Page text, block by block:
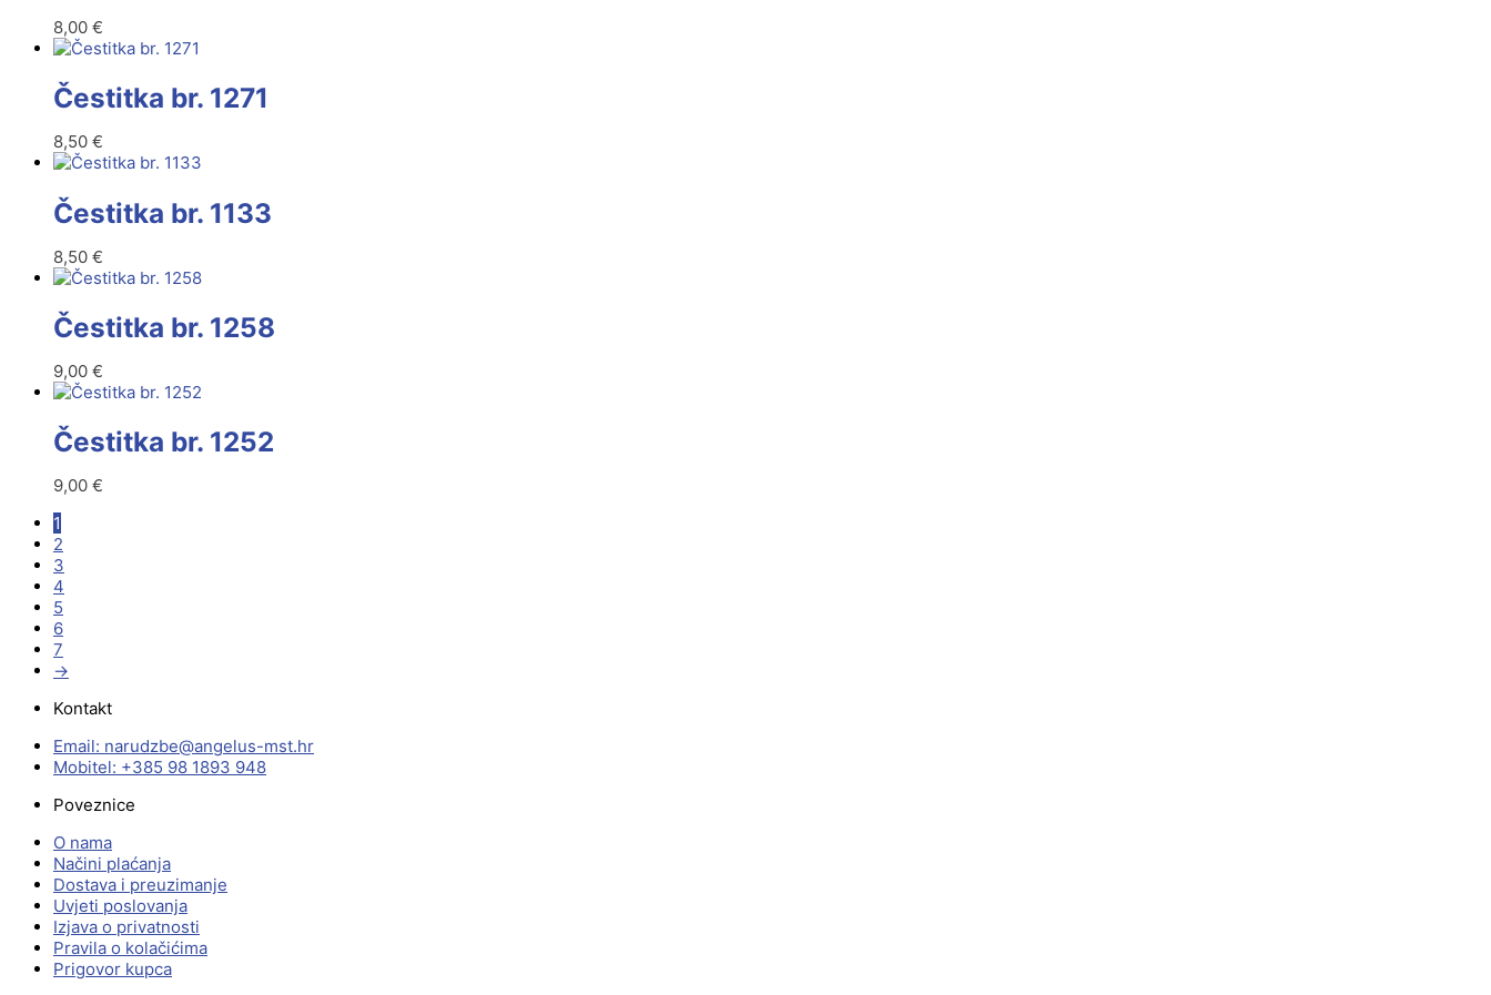
8,00 €
Čestitka br. 1271
8,50 €
Čestitka br. 1133
8,50 €
Čestitka br. 1258
9,00 €
Čestitka br. 1252
9,00 €
1
2
3
4
5
6
7
→
Kontakt
Email:
rh.tsm-sulegna
@ebzduran
Mobitel: +385 98 1893 948
Poveznice
O nama
Načini plaćanja
Dostava i preuzimanje
Uvjeti poslovanja
Izjava o privatnosti
Pravila o kolačićima
Prigovor kupca